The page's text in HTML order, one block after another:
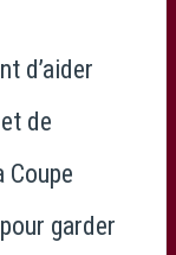
d’aider
de
Coupe
garder